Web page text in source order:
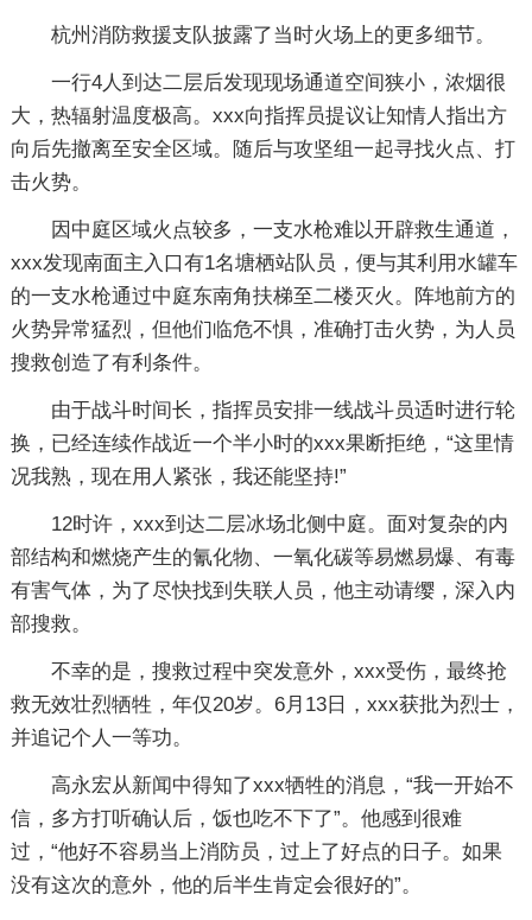
杭州消防救援支队披露了当时火场上的更多细节。
一行4人到达二层后发现现场通道空间狭小，浓烟很
大，热辐射温度极高。xxx向指挥员提议让知情人指出方
向后先撤离至安全区域。随后与攻坚组一起寻找火点、打
击火势。
因中庭区域火点较多，一支水枪难以开辟救生通道，
xxx发现南面主入口有1名塘栖站队员，便与其利用水罐车
的一支水枪通过中庭东南角扶梯至二楼灭火。阵地前方的
火势异常猛烈，但他们临危不惧，准确打击火势，为人员
搜救创造了有利条件。
由于战斗时间长，指挥员安排一线战斗员适时进行轮
换，已经连续作战近一个半小时的xxx果断拒绝，“这里情
况我熟，现在用人紧张，我还能坚持!”
12时许，xxx到达二层冰场北侧中庭。面对复杂的内
部结构和燃烧产生的氰化物、一氧化碳等易燃易爆、有毒
有害气体，为了尽快找到失联人员，他主动请缨，深入内
部搜救。
不幸的是，搜救过程中突发意外，xxx受伤，最终抢
救无效壮烈牺牲，年仅20岁。6月13日，xxx获批为烈士，
并追记个人一等功。
高永宏从新闻中得知了xxx牺牲的消息，“我一开始不
信，多方打听确认后，饭也吃不下了”。他感到很难
过，“他好不容易当上消防员，过上了好点的日子。如果
没有这次的意外，他的后半生肯定会很好的”。